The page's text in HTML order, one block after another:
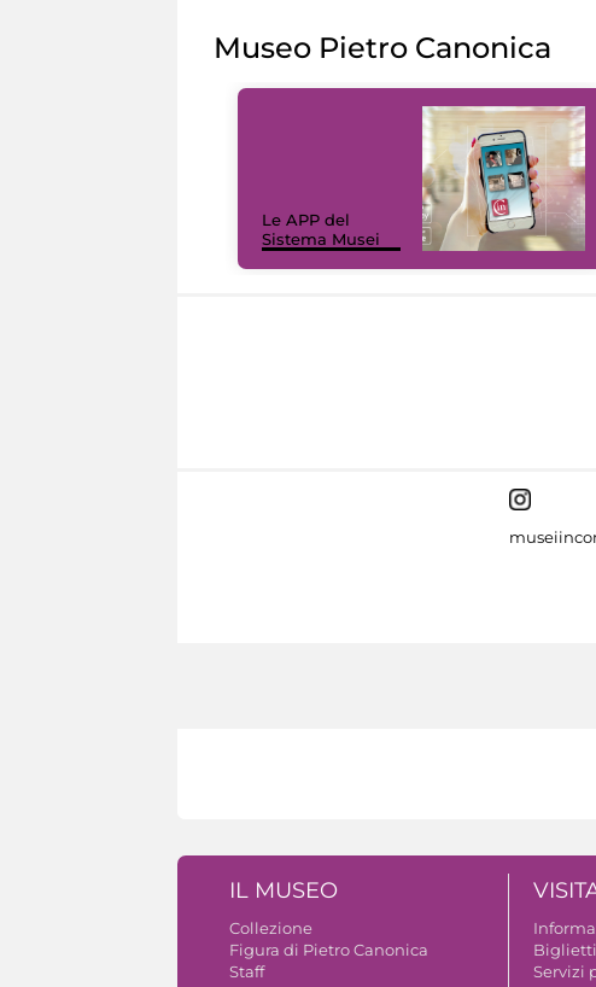
Museo Pietro Canonica
Le APP del
Sistema Musei
IL MUSEO
Collezione
Figura di Pietro Canonica
Staff
Biglietti
Servizi